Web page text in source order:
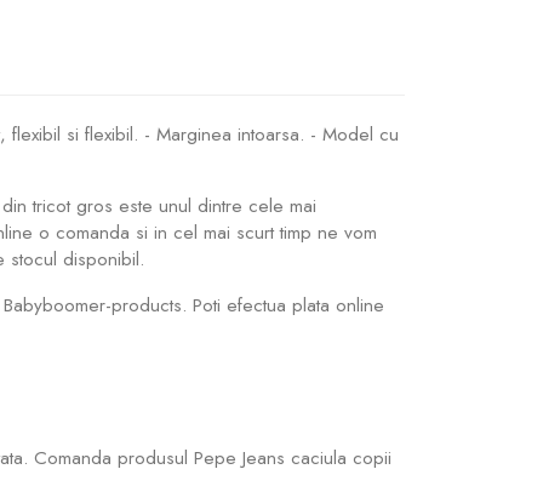
si flexibil. - Marginea intoarsa. - Model cu
tricot gros este unul dintre cele mai
o comanda si in cel mai scurt timp ne vom
stocul disponibil.
products. Poti efectua plata online
Comanda produsul Pepe Jeans caciula copii